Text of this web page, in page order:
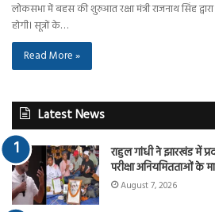
लोकसभा में बहस की शुरुआत रक्षा मंत्री राजनाथ सिंह
होगी। सूत्रों के…
Read More »
Latest News
राहुल गांधी ने झारखंड में
परीक्षा अनियमितताओं के
August 7, 2026